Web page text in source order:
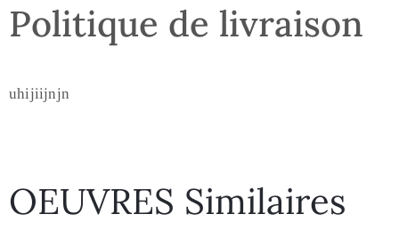
Politique de livraison
uhijiijnjn
OEUVRES Similaires